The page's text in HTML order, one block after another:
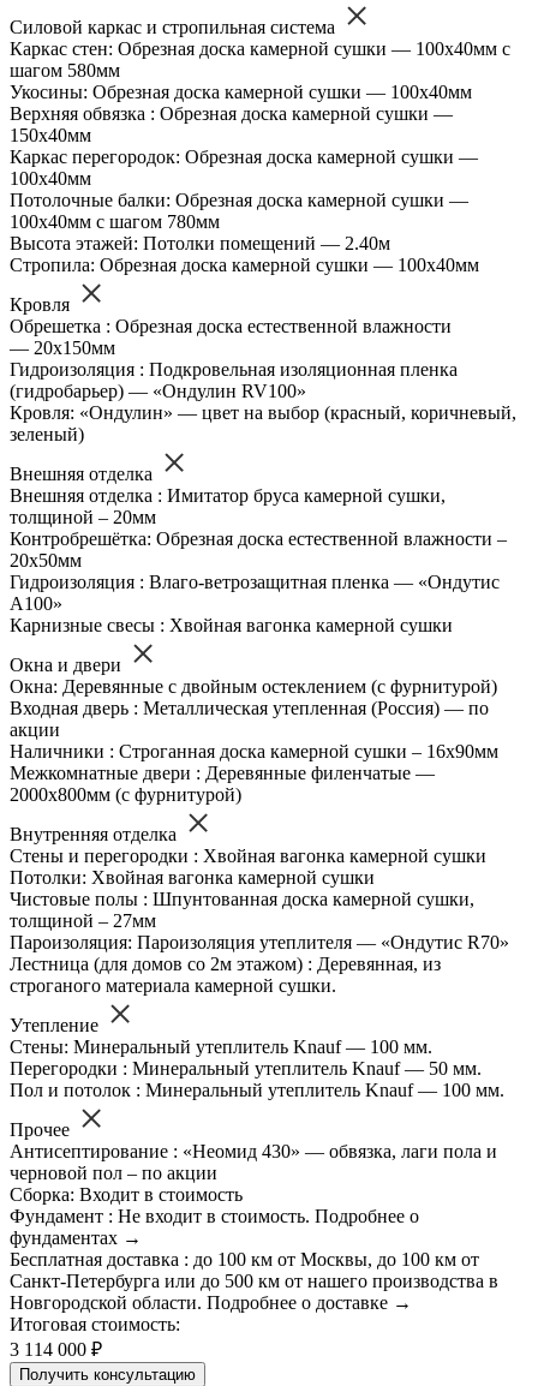
Силовой каркас и стропильная система
Каркас стен: Обрезная доска камерной сушки — 100х40мм с
шагом 580мм
Укосины: Обрезная доска камерной сушки — 100х40мм
Верхняя обвязка : Обрезная доска камерной сушки —
150х40мм
Каркас перегородок: Обрезная доска камерной сушки —
100х40мм
Потолочные балки: Обрезная доска камерной сушки —
100х40мм с шагом 780мм
Высота этажей: Потолки помещений — 2.40м
Стропила: Обрезная доска камерной сушки — 100х40мм
Кровля
Обрешетка : Обрезная доска естественной влажности
— 20х150мм
Гидроизоляция : Подкровельная изоляционная пленка
(гидробарьер) — «Ондулин RV100»
Кровля: «Ондулин» — цвет на выбор (красный, коричневый,
зеленый)
Внешняя отделка
Внешняя отделка : Имитатор бруса камерной сушки,
толщиной – 20мм
Контробрешётка: Обрезная доска естественной влажности –
20х50мм
Гидроизоляция : Влаго-ветрозащитная пленка — «Ондутис
А100»
Карнизные свесы : Хвойная вагонка камерной сушки
Окна и двери
Окна: Деревянные с двойным остеклением (с фурнитурой)
Входная дверь : Металлическая утепленная (Россия) — по
акции
Наличники : Строганная доска камерной сушки – 16х90мм
Межкомнатные двери : Деревянные филенчатые —
2000х800мм (с фурнитурой)
Внутренняя отделка
Стены и перегородки : Хвойная вагонка камерной сушки
Потолки: Хвойная вагонка камерной сушки
Чистовые полы : Шпунтованная доска камерной сушки,
толщиной – 27мм
Пароизоляция: Пароизоляция утеплителя — «Ондутис R70»
Лестница (для домов со 2м этажом) : Деревянная, из
строганого материала камерной сушки.
Утепление
Стены: Минеральный утеплитель Knauf — 100 мм.
Перегородки : Минеральный утеплитель Knauf — 50 мм.
Пол и потолок : Минеральный утеплитель Knauf — 100 мм.
Прочее
Антисептирование : «Неомид 430» — обвязка, лаги пола и
черновой пол – по акции
Сборка: Входит в стоимость
Фундамент : Не входит в стоимость. Подробнее о
фундаментах →
Бесплатная доставка : до 100 км от Москвы, до 100 км от
Санкт-Петербурга или до 500 км от нашего производства в
Новгородской области. Подробнее о доставке →
Итоговая стоимость:
3 114 000 ₽
Получить консультацию